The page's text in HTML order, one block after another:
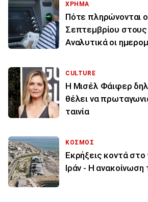
ΧΡΗΜΑ
Πότε πληρώνονται
Σεπτεμβρίου στους
Αναλυτικά οι
CULTURE
Η Μισέλ Φάιφερ
θέλει να
ταινία
ΚΟΣΜΟΣ
Εκρήξεις κοντά στο
Ιράν - Η